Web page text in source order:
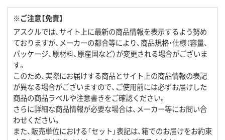
※ご注意【免責】
アスクルでは、サイト上に最新の商品情報を表示するよう努め
ておりますが、メーカーの都合等により、商品規格・仕様（容量、
パッケージ、原材料、原産国など）が変更される場合がございま
す。
このため、実際にお届けする商品とサイト上の商品情報の表記
が異なる場合がございますので、ご使用前には必ずお届けした
商品の商品ラベルや注意書きをご確認ください。
さらに詳細な商品情報が必要な場合は、メーカー等にお問い合
わせください。
また、販売単位における「セット」表記は、箱でのお届けをお約束